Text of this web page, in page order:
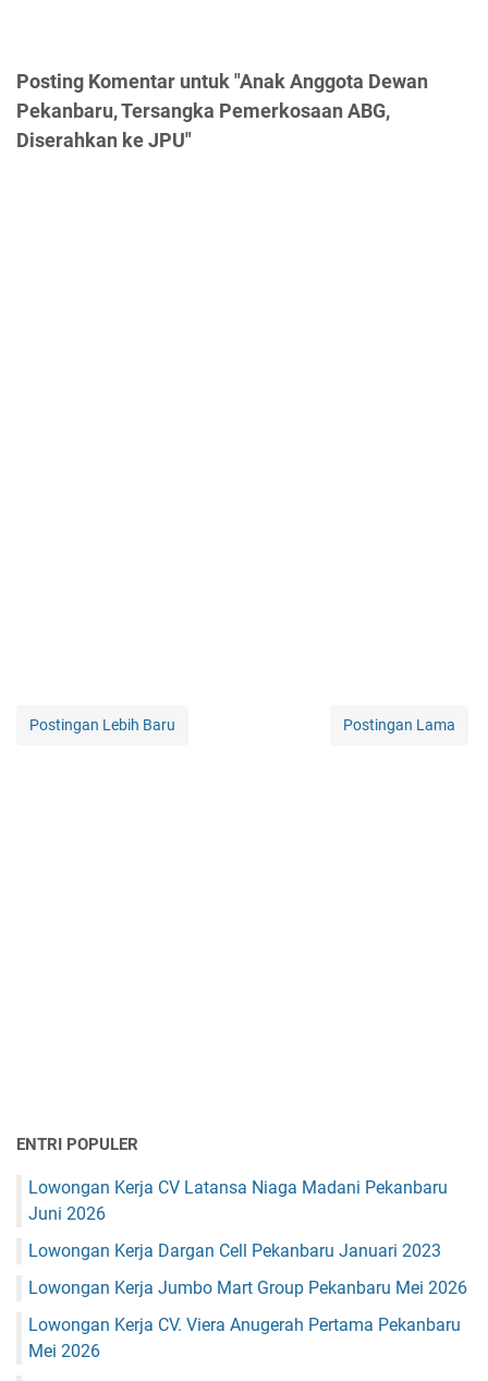
Posting Komentar untuk "Anak Anggota Dewan
Pekanbaru, Tersangka Pemerkosaan ABG,
Diserahkan ke JPU"
Postingan Lebih Baru Postingan Lama
ENTRI POPULER
Lowongan Kerja CV Latansa Niaga Madani Pekanbaru
Juni 2026
Lowongan Kerja Dargan Cell Pekanbaru Januari 2023
Lowongan Kerja Jumbo Mart Group Pekanbaru Mei 2026
Lowongan Kerja CV. Viera Anugerah Pertama Pekanbaru
Mei 2026